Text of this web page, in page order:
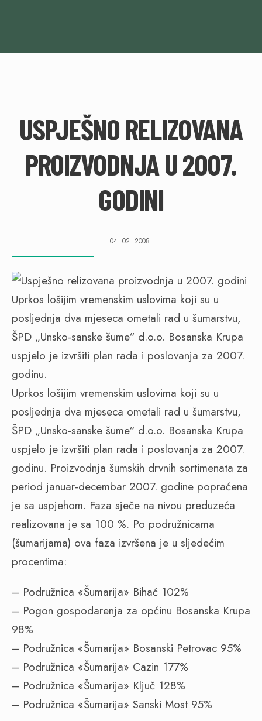
USPJEŠNO RELIZOVANA
PROIZVODNJA U 2007.
GODINI
04. 02. 2008.
Uprkos lošijim vremenskim uslovima koji su u
posljednja dva mjeseca ometali rad u šumarstvu,
ŠPD „Unsko-sanske šume“ d.o.o. Bosanska Krupa
uspjelo je izvršiti plan rada i poslovanja za 2007.
godinu.
Uprkos lošijim vremenskim uslovima koji su u
posljednja dva mjeseca ometali rad u šumarstvu,
ŠPD „Unsko-sanske šume“ d.o.o. Bosanska Krupa
uspjelo je izvršiti plan rada i poslovanja za 2007.
godinu. Proizvodnja šumskih drvnih sortimenata za
period januar-decembar 2007. godine popraćena
je sa uspjehom. Faza sječe na nivou preduzeća
realizovana je sa 100 %. Po podružnicama
(šumarijama) ova faza izvršena je u sljedećim
procentima:
– Podružnica «Šumarija» Bihać 102%
– Pogon gospodarenja za općinu Bosanska Krupa
98%
– Podružnica «Šumarija» Bosanski Petrovac 95%
– Podružnica «Šumarija» Cazin 177%
– Podružnica «Šumarija» Ključ 128%
– Podružnica «Šumarija» Sanski Most 95%